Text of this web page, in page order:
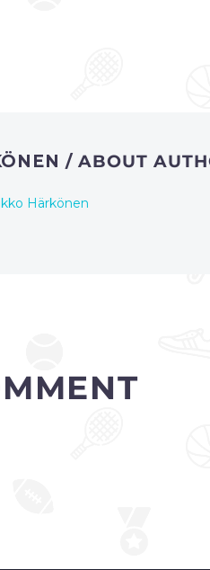
/ ABOUT
Härkönen